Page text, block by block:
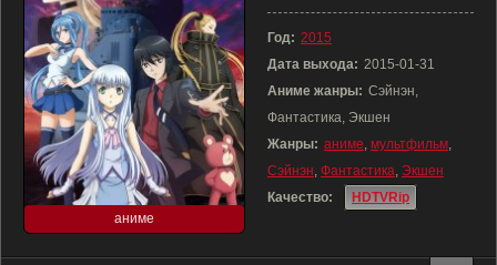
аниме
Год: 2015
Дата выхода: 2015-01-31
Аниме жанры: Сэйнэн,
Фантастика, Экшен
Жанры: аниме, мультфильм,
Сэйнэн, Фантастика, Экшен
Качество:
HDTVRip